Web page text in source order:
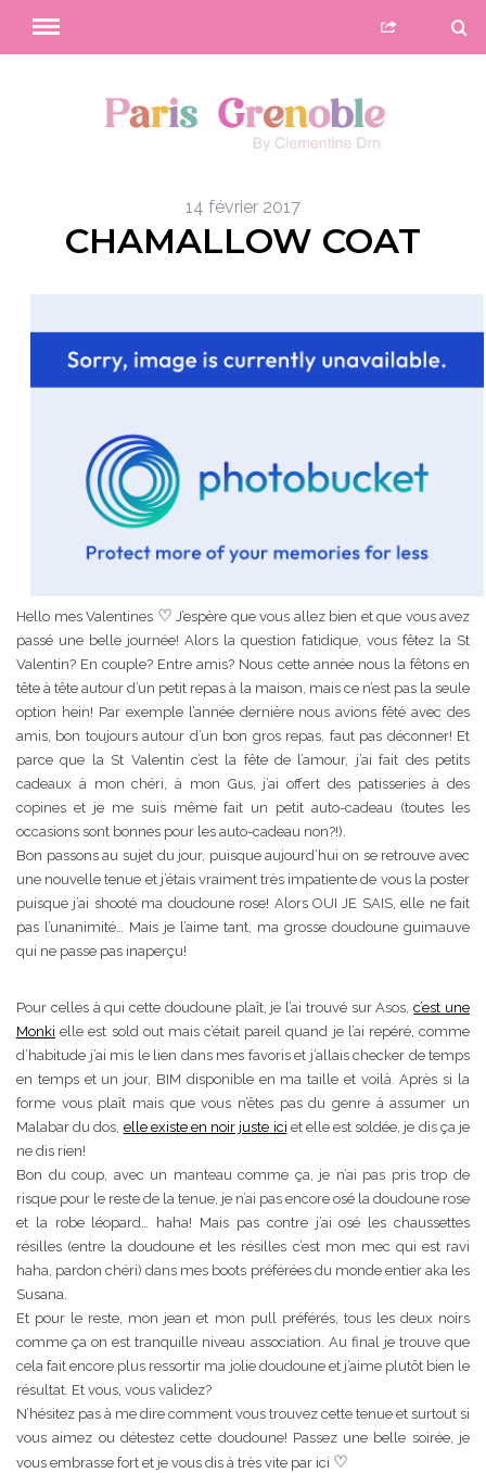
14 février 2017
CHAMALLOW COAT
Hello mes Valentines ♡ J’espère que vous allez bien et que vous avez
passé une belle journée! Alors la question fatidique, vous fêtez la St
Valentin? En couple? Entre amis? Nous cette année nous la fêtons en
tête à tête autour d’un petit repas à la maison, mais ce n’est pas la seule
option hein! Par exemple l’année dernière nous avions fêté avec des
amis, bon toujours autour d’un bon gros repas, faut pas déconner! Et
parce que la St Valentin c’est la fête de l’amour, j’ai fait des petits
cadeaux à mon chéri, à mon Gus, j’ai offert des patisseries à des
copines et je me suis même fait un petit auto-cadeau (toutes les
occasions sont bonnes pour les auto-cadeau non?!).
Bon passons au sujet du jour, puisque aujourd’hui on se retrouve avec
une nouvelle tenue et j’étais vraiment très impatiente de vous la poster
puisque j’ai shooté ma doudoune rose! Alors OUI JE SAIS, elle ne fait
pas l’unanimité… Mais je l’aime tant, ma grosse doudoune guimauve
qui ne passe pas inaperçu!
Pour celles à qui cette doudoune plaît, je l’ai trouvé sur Asos,c’est une
Monki elle est sold out mais c’était pareil quand je l’ai repéré, comme
d’habitude j’ai mis le lien dans mes favoris et j’allais checker de temps
en temps et un jour, BIM disponible en ma taille et voilà. Après si la
forme vous plaît mais que vous n’êtes pas du genre à assumer un
Malabar du dos, elle existe en noir juste ici et elle est soldée, je dis ça je
ne dis rien!
Bon du coup, avec un manteau comme ça, je n’ai pas pris trop de
risque pour le reste de la tenue, je n’ai pas encore osé la doudoune rose
et la robe léopard… haha! Mais pas contre j’ai osé les chaussettes
résilles (entre la doudoune et les résilles c’est mon mec qui est ravi
haha, pardon chéri) dans mes boots préférées du monde entier aka les
Susana.
Et pour le reste, mon jean et mon pull préférés, tous les deux noirs
comme ça on est tranquille niveau association. Au final je trouve que
cela fait encore plus ressortir ma jolie doudoune et j’aime plutôt bien le
résultat. Et vous, vous validez?
N’hésitez pas à me dire comment vous trouvez cette tenue et surtout si
vous aimez ou détestez cette doudoune! Passez une belle soirée, je
vous embrasse fort et je vous dis à très vite par ici ♡